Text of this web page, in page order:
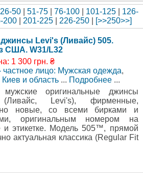
26-50| 51-75| 76-100| 101-125| 126-
200 201-225 226-250 [>>250>>]
Levi's (Ливайс) 505.
США. W31/L32
1 300 грн. ₴
лицо: Мужская одежда,
и область ... Подробнее ...
оригинальные джинсы
Levi's), фирменные,
новые, со всеми бирками и
оригинальным номером на
и этикетке. Модель 505™, прямой
актуальная классика (Regular Fit